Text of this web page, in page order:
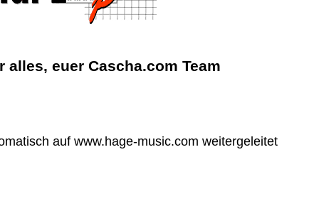
alles, euer Cascha.com Team
auf www.hage-music.com weitergeleitet